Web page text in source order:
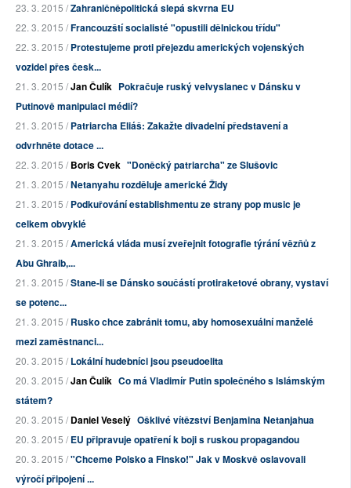
23. 3. 2015 /Zahraničněpolitická slepá skvrna EU
22. 3. 2015 /Francouzští socialisté "opustili dělnickou třídu"
22. 3. 2015 /Protestujeme proti přejezdu amerických vojenských
vozidel přes česk...
21. 3. 2015 /Jan Čulík Pokračuje ruský velvyslanec v Dánsku v
Putinově manipulaci médií?
21. 3. 2015 /Patriarcha Eliáš: Zakažte divadelní představení a
odvrhněte dotace ...
22. 3. 2015 /Boris Cvek "Doněcký patriarcha" ze Slušovic
21. 3. 2015 /Netanyahu rozděluje americké Židy
21. 3. 2015 /Podkuřování establishmentu ze strany pop music je
celkem obvyklé
21. 3. 2015 /Americká vláda musí zveřejnit fotografie týrání vězňů z
Abu Ghraib,...
21. 3. 2015 /Stane-li se Dánsko součástí protiraketové obrany, vystaví
se potenc...
21. 3. 2015 /Rusko chce zabránit tomu, aby homosexuální manželé
mezi zaměstnanci...
20. 3. 2015 /Lokální hudebníci jsou pseudoelita
20. 3. 2015 /Jan Čulík Co má Vladimír Putin společného s Islámským
státem?
20. 3. 2015 /Daniel Veselý Ošklivé vítězství Benjamina Netanjahua
20. 3. 2015 /EU připravuje opatření k boji s ruskou propagandou
20. 3. 2015 /"Chceme Polsko a Finsko!" Jak v Moskvě oslavovali
výročí připojení ...